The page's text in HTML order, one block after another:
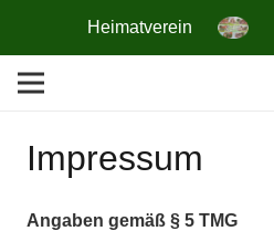
Heimatverein
Impressum
Angaben gemäß § 5 TMG